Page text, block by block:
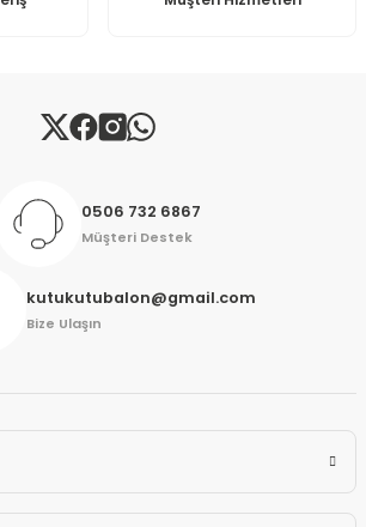
Gönder
0506 732 6867
Müşteri Destek
kutukutubalon@gmail.com
Bize Ulaşın